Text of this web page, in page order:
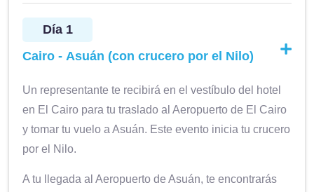
Día 1
Cairo - Asuán (con crucero por el Nilo)
Un representante te recibirá en el vestíbulo del hotel
en El Cairo para tu traslado al Aeropuerto de El Cairo
y tomar tu vuelo a Asuán. Este evento inicia tu crucero
por el Nilo.
A tu llegada al Aeropuerto de Asuán, te encontrarás